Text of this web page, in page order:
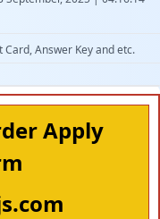
Answer Key and etc.
Apply